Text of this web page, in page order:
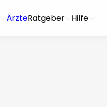
ÄrzteRatgeber Hilfe